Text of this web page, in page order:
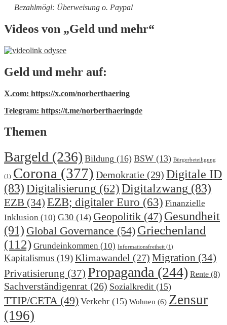
Bezahlmögl: Überweisung o. Paypal
Videos von „Geld und mehr“
Geld und mehr auf:
X.com: https://x.com/norberthaering
Telegram: https://t.me/norberthaeringde
Themen
Bargeld (236) Bildung (16) BSW (13) Bürgerbeteiligung
(1) Corona (377) Demokratie (29) Digitale ID
(83) Digitalisierung (62) Digitalzwang (83)
EZB (34) EZB; digitaler Euro (63) Finanzielle
Inklusion (10) G30 (14) Geopolitik (47) Gesundheit
(91) Global Governance (54) Griechenland
(112) Grundeinkommen (10) Informationsfreiheit (1)
Kapitalismus (19)Klimawandel (27) Migration (34)
Privatisierung (37) Propaganda (244) Rente (8)
Sachverständigenrat (26) Sozialkredit (15)
TTIP/CETA(49) Verkehr (15) Wohnen (6) Zensur
(196)